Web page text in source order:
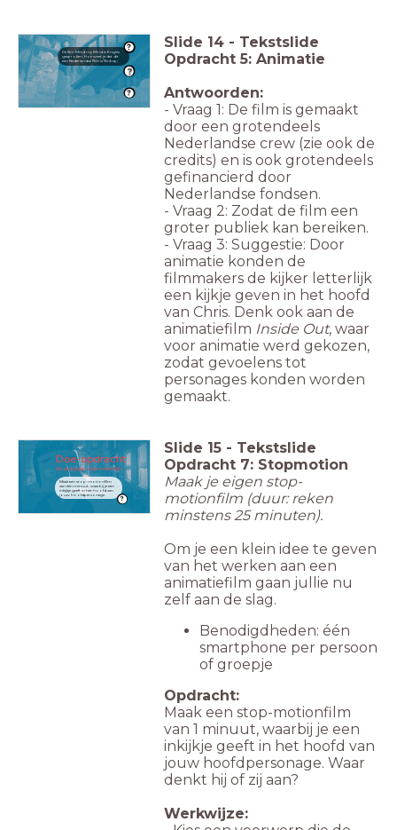
De film Mind my Mind is Engels
gesproken. Hoe weet je dat dit
een Nederlandse film is?&nbsp;
Slide 14 - Tekstslide
Opdracht 5: Animatie
Antwoorden:
- Vraag 1: De film is gemaakt
door een grotendeels
Nederlandse crew (zie ook de
credits) en is ook grotendeels
gefinancierd door
Nederlandse fondsen.
- Vraag 2: Zodat de film een
groter publiek kan bereiken.
- Vraag 3: Suggestie: Door
animatie konden de
filmmakers de kijker letterlijk
een kijkje geven in het hoofd
van Chris. Denk ook aan de
animatiefilm Inside Out, waar
voor animatie werd gekozen,
zodat gevoelens tot
personages konden worden
gemaakt.
Doe-opdracht
Maak je eigen stop-motionfilm
Maak een stop-motionfilm
van één minuut, waarbij je een
inkijkje geeft in het hoofd van
jouw hoofdpersonage.
Slide 15 - Tekstslide
Opdracht 7: Stopmotion
Maak je eigen stop-
motionfilm (duur: reken
minstens 25 minuten).
Om je een klein idee te geven
van het werken aan een
animatiefilm gaan jullie nu
zelf aan de slag.
Benodigdheden: één
smartphone per persoon
of groepje
Opdracht:
Maak een stop-motionfilm
van 1 minuut, waarbij je een
inkijkje geeft in het hoofd van
jouw hoofdpersonage. Waar
denkt hij of zij aan?
Werkwijze: